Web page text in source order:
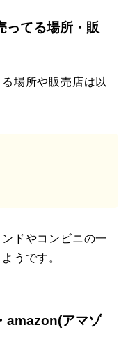
ってる場所・販
場所や販売店は以
ドやコンビニの一
うです。
amazon(アマゾ